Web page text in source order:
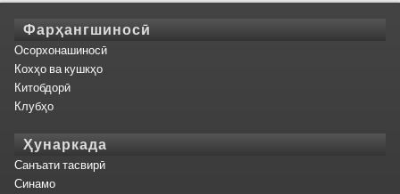
Фарҳангшиносӣ
Осорхонашиносӣ
Кохҳо ва кушкҳо
Китобдорӣ
Клубҳо
Ҳунаркада
Санъати тасвирӣ
Синамо